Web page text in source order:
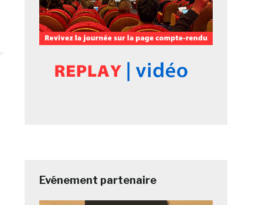
Evénement partenaire